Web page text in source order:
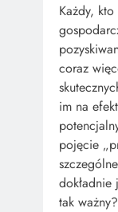
Każdy,
coraz
im na
pojęcie
tak ważny?